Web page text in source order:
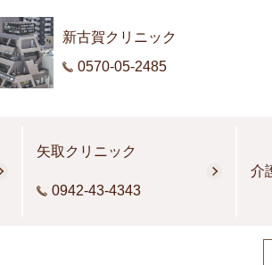
新古賀クリニック
0570-05-2485
矢取クリニック
0942-43-4343
介